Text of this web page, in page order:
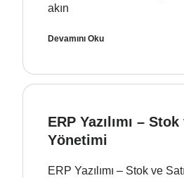
akın
Devamını Oku
ERP Yazılımı –
Yönetimi
ERP Yazılımı – Stok ve